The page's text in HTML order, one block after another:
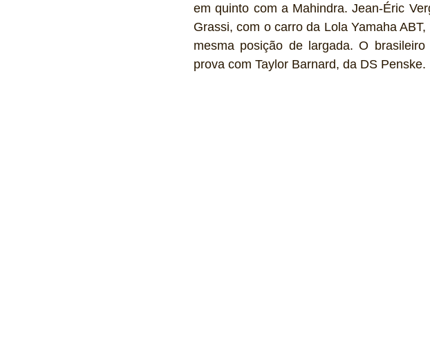
em quinto com a Mahindra. Jean-Éric
Grassi, com o carro da Lola Yamaha
mesma posição de largada. O
prova com Taylor Barnard, da DS Penske.